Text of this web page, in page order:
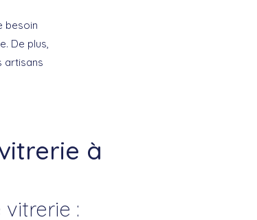
besoin
De plus,
artisans
à
: